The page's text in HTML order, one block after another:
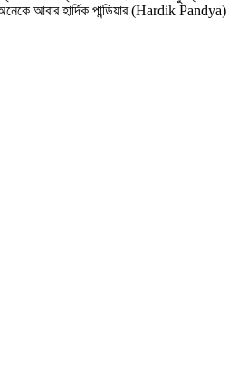
আবার হার্দিক পান্ডিয়ার (Hardik Pandya)